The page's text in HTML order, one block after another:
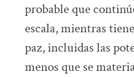
probable que
escala, mientras
paz, incluidas las
menos que se